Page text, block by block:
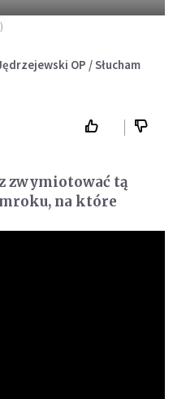
OP / Słucham
zwymiotować tą
na które